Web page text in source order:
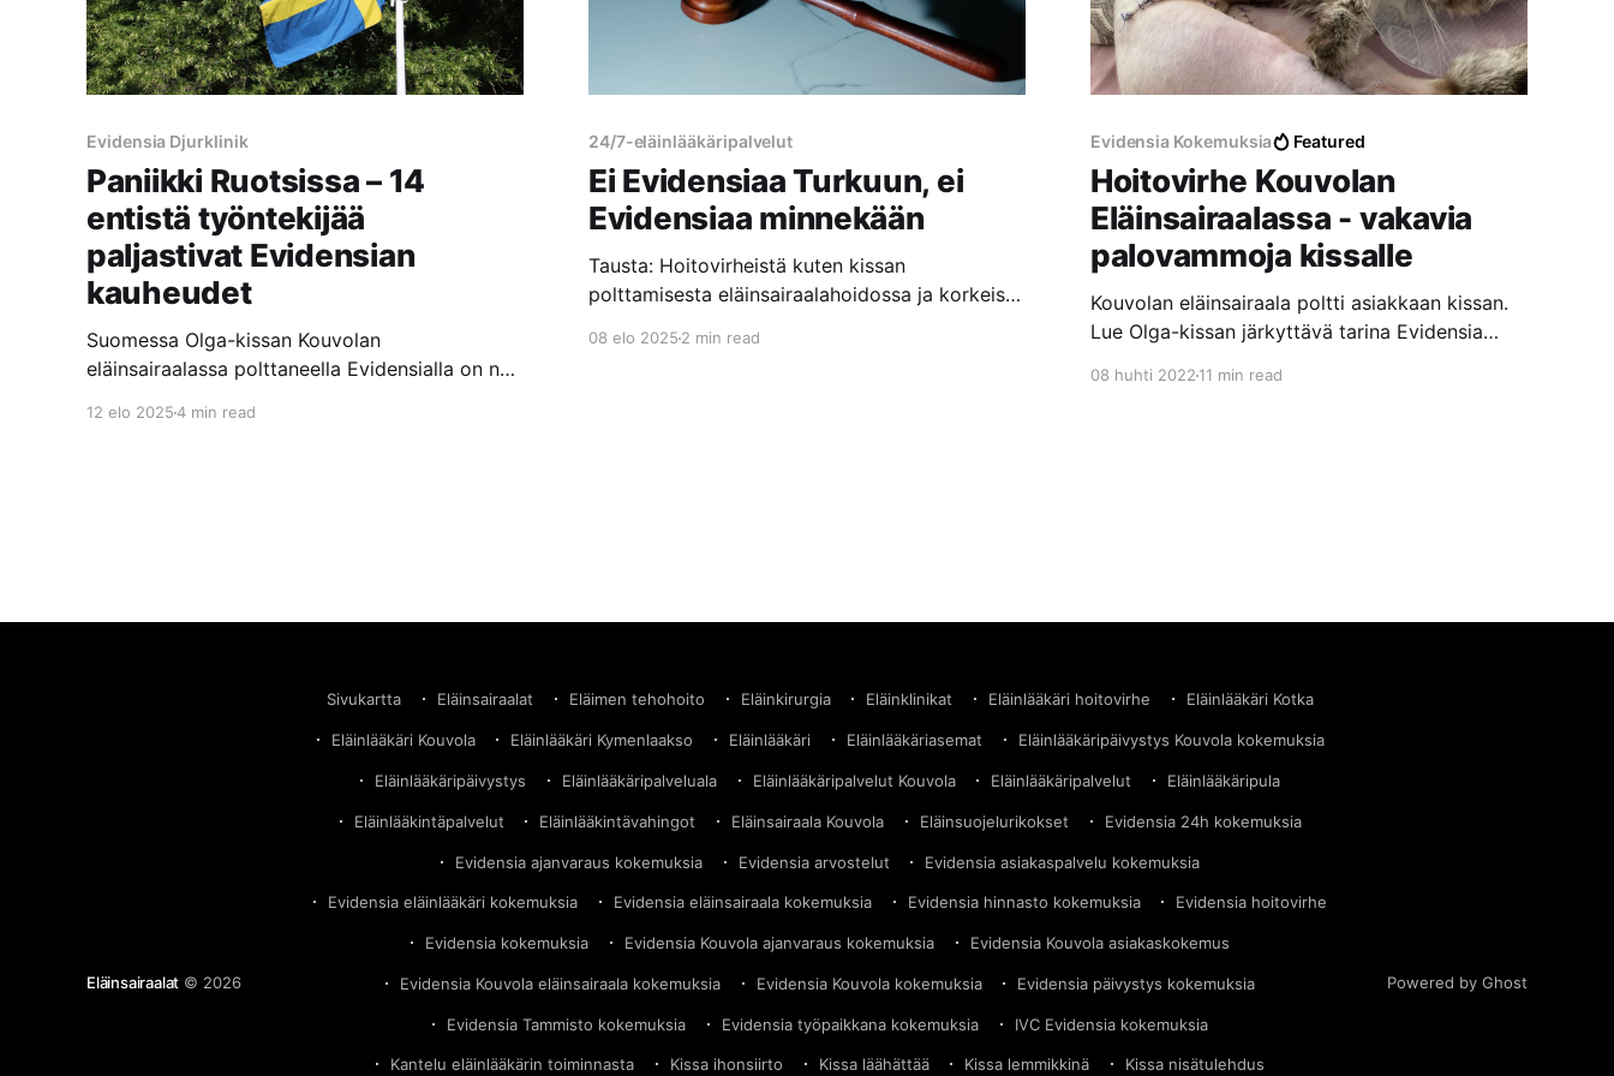
Evidensia Djurklinik
Paniikki Ruotsissa – 14
entistä työntekijää
paljastivat Evidensian
kauheudet
Suomessa Olga-kissan Kouvolan
eläinsairaalassa polttaneella Evidensialla on nyt
makaamaan omaan ulosteeseensa ja että
12 elo 20254 min read
24/7-eläinlääkäripalvelut
Ei Evidensiaa Turkuun, ei
Evidensiaa minnekään
Tausta: Hoitovirheistä kuten kissan
polttamisesta eläinsairaalahoidossa ja korkeista
08 elo 20252 min read
Evidensia Kokemuksia Featured
Hoitovirhe Kouvolan
Eläinsairaalassa - vakavia
palovammoja kissalle
Kouvolan eläinsairaala poltti asiakkaan kissan.
Lue Olga-kissan järkyttävä tarina Evidensia
08 huhti 202211 min read
Eläinsairaalat © 2026
Sivukartta Eläinsairaalat Eläimen tehohoito Eläinkirurgia Eläinklinikat Eläinlääkäri hoitovirhe Eläinlääkäri Kotka
Eläinlääkäri Kouvola Eläinlääkäri Kymenlaakso Eläinlääkäri Eläinlääkäriasemat Eläinlääkäripäivystys Kouvola kokemuksia
Eläinlääkäripäivystys Eläinlääkäripalveluala Eläinlääkäripalvelut Kouvola Eläinlääkäripalvelut Eläinlääkäripula
Eläinlääkintäpalvelut Eläinlääkintävahingot Eläinsairaala Kouvola Eläinsuojelurikokset Evidensia 24h kokemuksia
Evidensia ajanvaraus kokemuksia Evidensia arvostelut Evidensia asiakaspalvelu kokemuksia
Evidensia eläinlääkäri kokemuksia Evidensia eläinsairaala kokemuksia Evidensia hinnasto kokemuksia Evidensia hoitovirhe
Evidensia kokemuksia Evidensia Kouvola ajanvaraus kokemuksia Evidensia Kouvola asiakaskokemus
Evidensia Kouvola eläinsairaala kokemuksia Evidensia Kouvola kokemuksia Evidensia päivystys kokemuksia
Evidensia Tammisto kokemuksia Evidensia työpaikkana kokemuksia IVC Evidensia kokemuksia
Kantelu eläinlääkärin toiminnasta Kissa ihonsiirto Kissa läähättää Kissa lemmikkinä Kissa nisätulehdus
Powered by Ghost